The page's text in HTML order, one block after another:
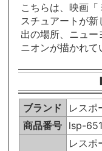
こちらは、映画「
スチュアートが
出の場所、ニュー
ニオンが描かれて
ブランド
レス
商品番号 lsp-
レスポ